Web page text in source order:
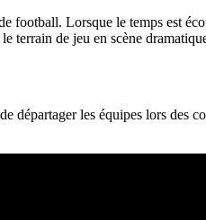
football. Lorsque le temps est
terrain de jeu en scène
les équipes lors des